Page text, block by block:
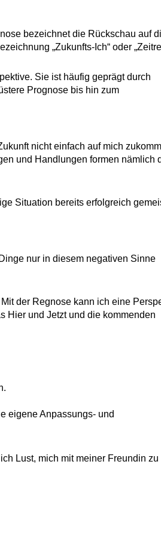
bezeichnet die Rückschau auf
„Zukunfts-Ich“ oder
Sie ist häufig geprägt durch
Prognose bis hin zum
nicht einfach auf mich
und Handlungen formen nämlich
Situation bereits erfolgreich
nur in diesem negativen Sinne
der Regnose kann ich eine
Hier und Jetzt und die kommenden
eigene Anpassungs- und
Lust, mich mit meiner Freundin zu